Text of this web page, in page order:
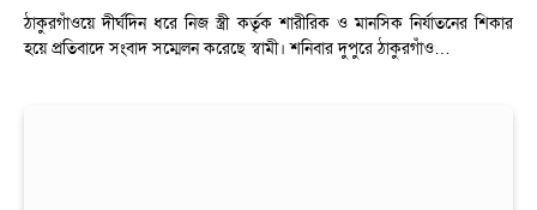
ঠাকুরগাঁওয়ে দীর্ঘদিন ধরে নিজ স্ত্রী কর্তৃক শারীরিক ও মানসিক নির্যাতনের শিকার
হয়ে প্রতিবাদে সংবাদ সম্মেলন করেছে স্বামী। শনিবার দুপুরে ঠাকুরগাঁও…